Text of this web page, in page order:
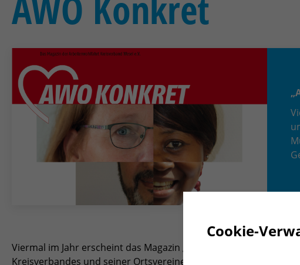
Viermal im Jahr erscheint das Magazin „AWO Konkret“. Das
Kreisverbandes und seiner Ortsvereine und AWO-Treffs.
Cookie-